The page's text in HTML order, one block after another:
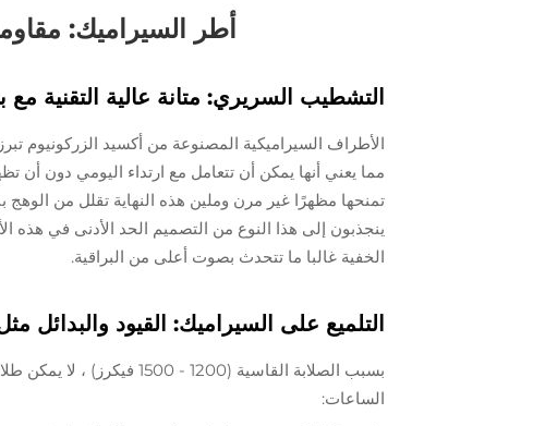
أطر السيراميك:
التشطيب السريري: متانة عالية التقنية
مما يعني أنها يمكن أن تتعامل مع ارتداء اليومي دون أن
ينجذبون إلى هذا النوع من التصميم الحد الأدنى في هذه
الخفية غالبا ما تتحدث بصوت أعلى من البراقية.
التلميع على السيراميك: القيود والبدائل
بسبب الصلابة القاسية
الساعات: